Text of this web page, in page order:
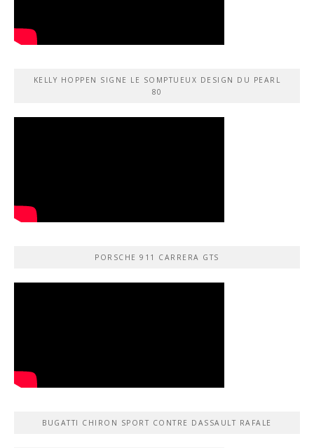
KELLY HOPPEN SIGNE LE SOMPTUEUX DESIGN DU PEARL
80
PORSCHE 911 CARRERA GTS
BUGATTI CHIRON SPORT CONTRE DASSAULT RAFALE